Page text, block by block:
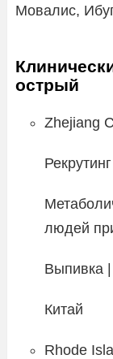
Мовалис,
острый
Zhejiang
Рекрутинг
людей
Выпивка |
Китай
Rhode